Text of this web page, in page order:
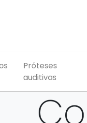
Próteses
auditivas